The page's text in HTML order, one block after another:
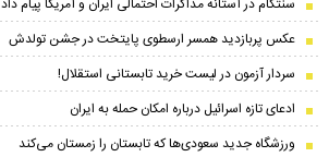
سنتکام در آستانه مذاکرات احتمالی ایران و آمریکا پیام داد
عکس پربازدید همسر ارسطوی پایتخت در جشن تولدش
سردار آزمون در لیست خرید تابستانی استقلال!
ادعای تازه اسرائیل درباره امکان حمله به ایران
ورزشگاه جدید سعودی‌ها که تابستان را زمستان می‌کند